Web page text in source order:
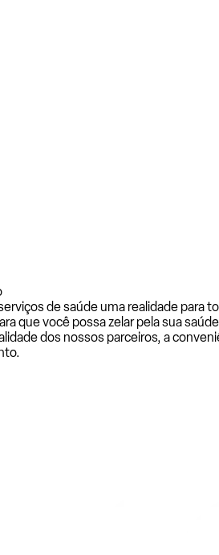
de saúde uma realidade
que você possa zelar pela sua
dos nossos parceiros, a